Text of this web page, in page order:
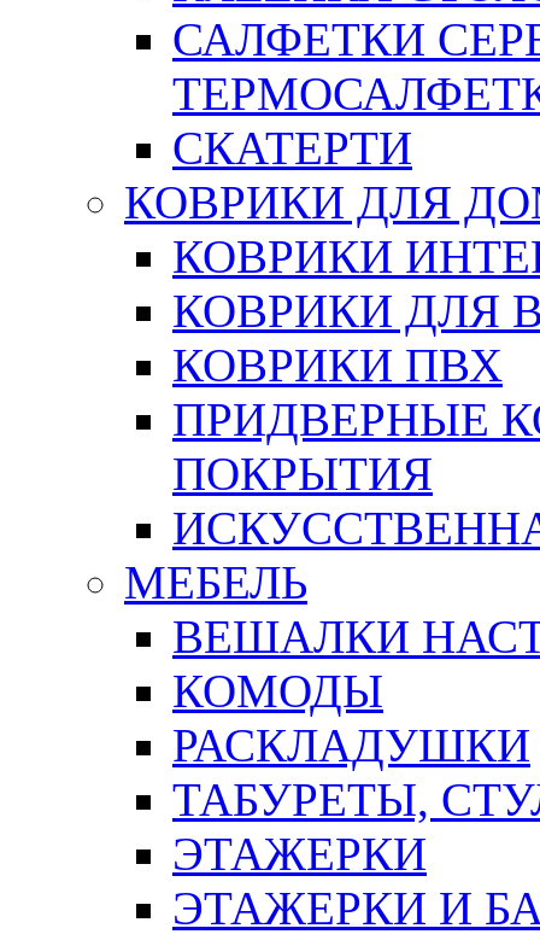
САЛФЕТКИ
СКАТЕРТИ
КОВРИКИ ДЛЯ
КОВРИКИ
КОВРИКИ ДЛЯ
КОВРИКИ ПВХ
ПРИДВЕРНЫЕ
ПОКРЫТИЯ
МЕБЕЛЬ
ВЕШАЛКИ
КОМОДЫ
РАСКЛАДУШКИ
ТАБУРЕТЫ,
ЭТАЖЕРКИ
ЭТАЖЕРКИ И